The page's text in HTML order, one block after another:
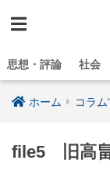
思想・評論 社会
ホーム コラム
file5 旧高